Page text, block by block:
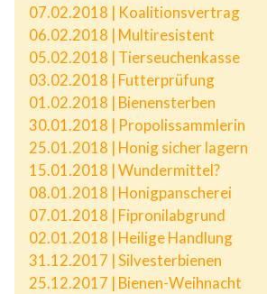
07.02.2018 | Koalitionsvertrag
06.02.2018 | Multiresistent
05.02.2018 | Tierseuchenkasse
03.02.2018 | Futterprüfung
01.02.2018 | Bienensterben
30.01.2018 | Propolissammlerin
25.01.2018 | Honig sicher lagern
15.01.2018 | Wundermittel?
08.01.2018 | Honigpanscherei
07.01.2018 | Fipronilabgrund
02.01.2018 | Heilige Handlung
31.12.2017 | Silvesterbienen
25.12.2017 | Bienen-Weihnacht